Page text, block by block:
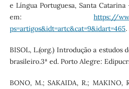
e Língua Portuguesa, Santa Catarina
em:https://
ps=artigos&idt=artc&cat=9&idart=465
BISOL, L.(org.) Introdução a estudos
brasileiro.3ª ed. Porto Alegre:
BONO, M.; SAKAIDA, R.; MAKINO,